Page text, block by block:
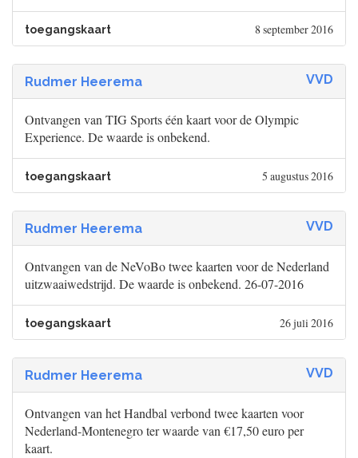
toegangskaart 8 september 2016
Rudmer Heerema VVD
Ontvangen van TIG Sports één kaart voor de Olympic
Experience. De waarde is onbekend.
toegangskaart 5 augustus 2016
Rudmer Heerema VVD
Ontvangen van de NeVoBo twee kaarten voor de Nederland
uitzwaaiwedstrijd. De waarde is onbekend. 26-07-2016
toegangskaart 26 juli 2016
Rudmer Heerema VVD
Ontvangen van het Handbal verbond twee kaarten voor
Nederland-Montenegro ter waarde van €17,50 euro per
kaart.